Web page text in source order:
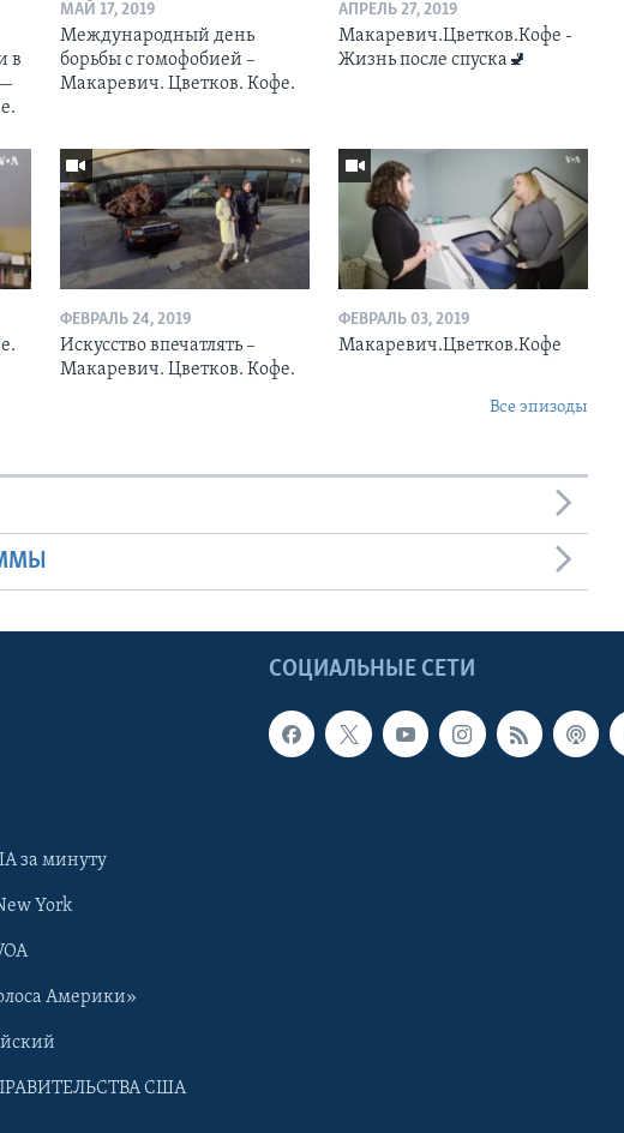
в
МАЙ 17, 2019
Международный день
борьбы с гомофобией –
Макаревич. Цветков. Кофе.
АПРЕЛЬ 27, 2019
Макаревич.Цветков.Кофе -
Жизнь после спуска🚽
ФЕВРАЛЬ 24, 2019
Искусство впечатлять –
Макаревич. Цветков. Кофе.
ФЕВРАЛЬ 03, 2019
Макаревич.Цветков.Кофе
Все эпизоды
СОЦИАЛЬНЫЕ СЕТИ
за минуту
York
Америки»
США